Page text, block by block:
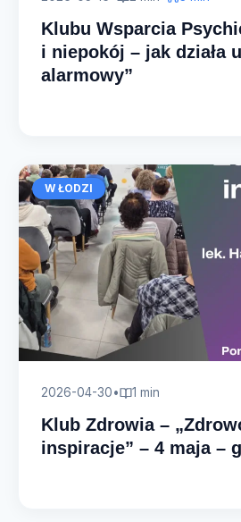
Klubu Wsparcia
i niepokój – jak działa
alarmowy”
W ŁODZI
2026-04-30• 1 min
Klub Zdrowia –
inspiracje” – 4 maja –